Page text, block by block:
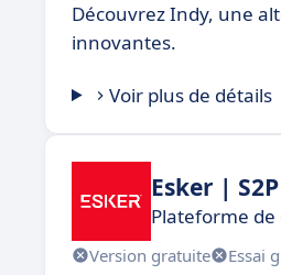
Découvrez Indy, une
innovantes.
Voir plus de détails
Esker |
Plateforme de
Version gratuite Essai